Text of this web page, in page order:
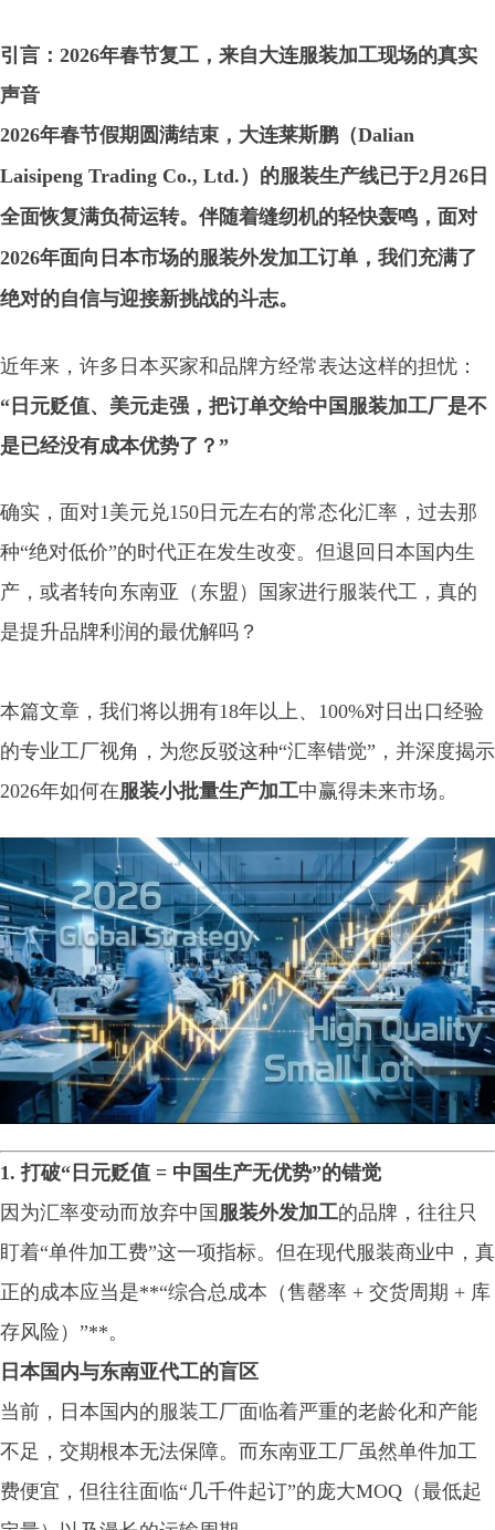
引言：2026年春节复工，来自大连服装加工现场的真实
声音
2026年春节假期圆满结束，大连莱斯鹏（Dalian
Laisipeng Trading Co., Ltd.）的服装生产线已于2月26日
全面恢复满负荷运转。伴随着缝纫机的轻快轰鸣，面对
2026年面向日本市场的服装外发加工订单，我们充满了
绝对的自信与迎接新挑战的斗志。
近年来，许多日本买家和品牌方经常表达这样的担忧：
“日元贬值、美元走强，把订单交给中国服装加工厂是不
是已经没有成本优势了？”
确实，面对1美元兑150日元左右的常态化汇率，过去那
种“绝对低价”的时代正在发生改变。但退回日本国内生
产，或者转向东南亚（东盟）国家进行服装代工，真的
是提升品牌利润的最优解吗？
本篇文章，我们将以拥有18年以上、100%对日出口经验
的专业工厂视角，为您反驳这种“汇率错觉”，并深度揭示
2026年如何在服装小批量生产加工中赢得未来市场。
1. 打破“日元贬值 = 中国生产无优势”的错觉
因为汇率变动而放弃中国 服装外发加工的品牌，往往只
盯着“单件加工费”这一项指标。但在现代服装商业中，真
正的成本应当是**“综合总成本（售罄率 + 交货周期 + 库
存风险）”**。
日本国内与东南亚代工的盲区
当前，日本国内的服装工厂面临着严重的老龄化和产能
不足，交期根本无法保障。而东南亚工厂虽然单件加工
费便宜，但往往面临“几千件起订”的庞大MOQ（最低起